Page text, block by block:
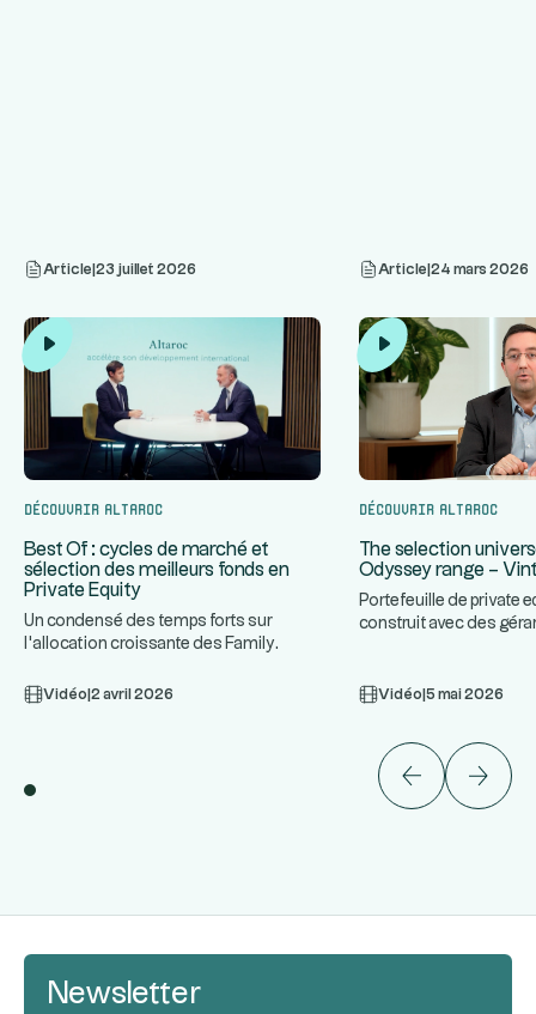
Article 23 juillet 2026 Article 24 mars 2026
Découvrir Altaroc
Best Of : cycles de marché et
sélection des meilleurs fonds en
Private Equity
Un condensé des temps forts sur
l'allocation croissante des Family
Vidéo 2 avril 2026
Découvrir Altaroc
The selection
Odyssey range –
Portefeuille de private
construit avec des
Vidéo 5 mai 2026
Newsletter